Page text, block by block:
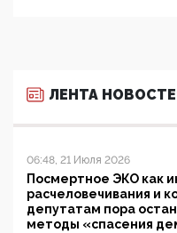
ЛЕНТА
06:48, 21 Июля 2026
Посмертное ЭКО как
расчеловечивания и
депутатам пора
методы «спасения